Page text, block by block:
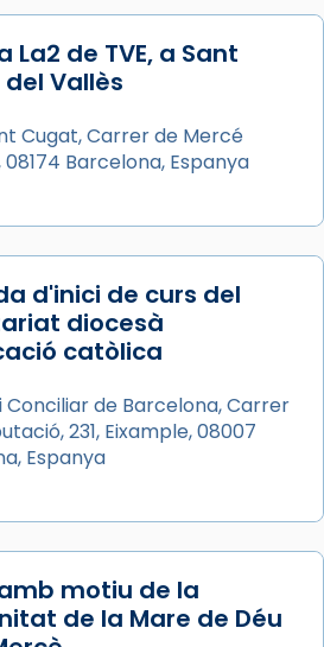
de Barcelona
Juliana i
i màrtirs.
de sant Cugat, a
sorgeix la tradició
(“relatiu a Júlia”) i
a Semprònia =
seves. I l’any 1667, el
Roig, afirma en una obra
La2 de TVE, a Sant
Vallès
Cugat, Carrer de Mercé
08174 Barcelona, Espanya
d'inici de curs del
diocesà
catòlica
Conciliar de Barcelona, Carrer
231, Eixample, 08007
Espanya
motiu de la
de la Mare de Déu